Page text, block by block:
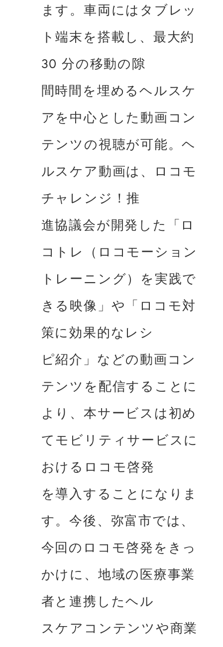
ます。⾞両にはタブレッ
ト端末を搭載し、最⼤約
30 分の移動の隙
間時間を埋めるヘルスケ
アを中⼼とした動画コン
テンツの視聴が可能。ヘ
ルスケア動画は、ロコモ
チャレンジ！推
進協議会が開発した「ロ
コトレ（ロコモーション
トレーニング）を実践で
きる映像」や「ロコモ対
策に効果的なレシ
ピ紹介」などの動画コン
テンツを配信することに
より、本サービスは初め
てモビリティサービスに
おけるロコモ啓発
を導⼊することになりま
す。今後、弥富市では、
今回のロコモ啓発をきっ
かけに、地域の医療事業
者と連携したヘル
スケアコンテンツや商業